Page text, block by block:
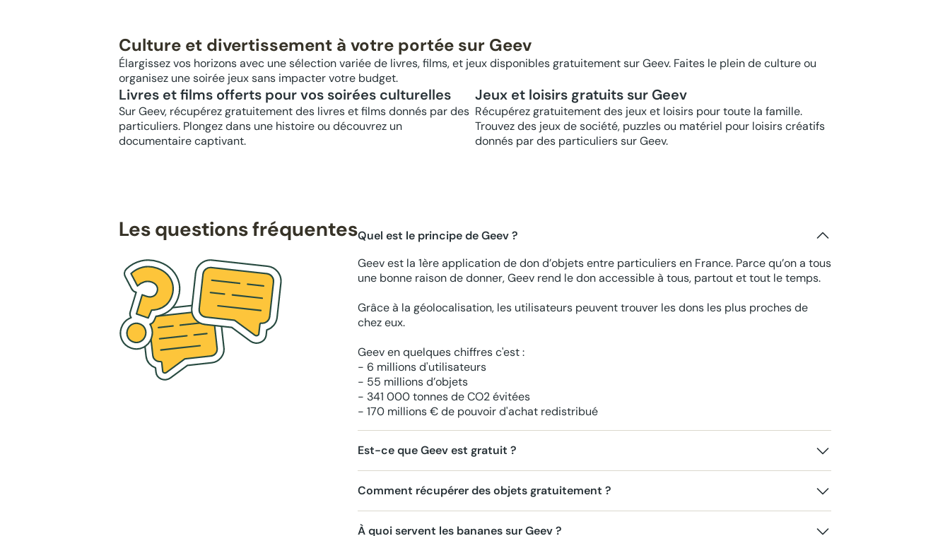
Culture et divertissement à votre portée sur Geev
Élargissez vos horizons avec une sélection variée de livres, films, et jeux disponibles gratuitement sur Geev. Faites le plein de culture ou
organisez une soirée jeux sans impacter votre budget.
Livres et films offerts pour vos soirées culturelles
Sur Geev, récupérez gratuitement des livres et films donnés par des
particuliers. Plongez dans une histoire ou découvrez un
documentaire captivant.
Jeux et loisirs gratuits sur Geev
Récupérez gratuitement des jeux et loisirs pour toute la famille.
Trouvez des jeux de société, puzzles ou matériel pour loisirs créatifs
donnés par des particuliers sur Geev.
Les questions fréquentesQuel est le principe de Geev ?
Geev est la 1ère application de don d’objets entre particuliers en France. Parce qu’on a tous
une bonne raison de donner, Geev rend le don accessible à tous, partout et tout le temps.
Grâce à la géolocalisation, les utilisateurs peuvent trouver les dons les plus proches de
chez eux.
Geev en quelques chiffres c'est :
- 6 millions d'utilisateurs
- 55 millions d’objets
- 341 000 tonnes de CO2 évitées
- 170 millions € de pouvoir d'achat redistribué
Est-ce que Geev est gratuit ?
Comment récupérer des objets gratuitement ?
À quoi servent les bananes sur Geev ?